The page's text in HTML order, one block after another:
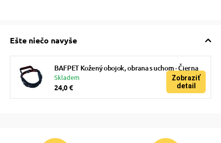
Ešte niečo navyše
BAFPET Kožený obojok, obrana s uchom - Čierna
Skladem
24,0 €
Zobraziť
detail